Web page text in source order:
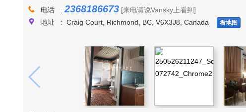
电话 : 2368186673 [来电请说Vansky上看到]
地址 : Craig Court, Richmond, BC, V6X3J8, Canada
看地图